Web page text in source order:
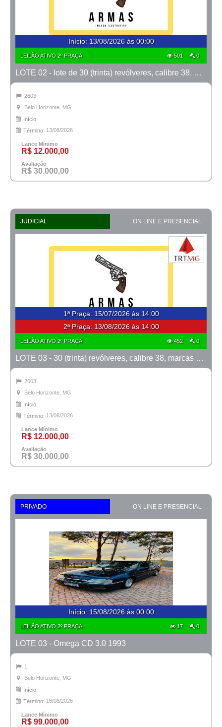
Início: 13/08/2026 às 00:00
LEILÃO ATIVO 2º PRAÇA 501 0
LOTE 02 - lote de 30 (trinta) revólveres, calibre 38, marcas Taurus e Rossi
2603
Belo Horizonte, MG
Início:
Término: 13/08/2026
Lance Mínimo
R$ 12.000,00
Avaliação
R$ 30.000,00
JUDICIAL ON LINE E PRESENCIAL
1ª Praça: 15/07/2026 às 14:00
2ª Praça: 13/08/2026 às 14:00
LEILÃO ATIVO 2º PRAÇA 452 0
LOTE 03 - 30 (trinta) revólveres, calibre 38, marcas Taurus e Rossi
2603
Belo Horizonte, MG
Início:
Término: 13/08/2026
Lance Mínimo
R$ 12.000,00
Avaliação
R$ 30.000,00
PRIVADO ON LINE E PRESENCIAL
Início: 15/08/2026 às 00:00
LEILÃO ATIVO 2º PRAÇA 17 0
LOTE 03 - Omega CD 3.0 1993
1
Belo Horizonte, MG
Início:
Término: 16/08/2026
Lance Mínimo
R$ 99.000,00